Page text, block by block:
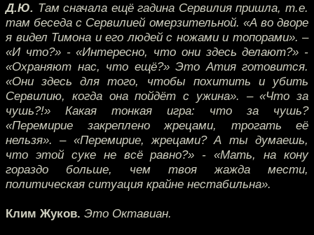
Д.Ю. Там сначала ещё гадина Сервилия пришла, т.е.
там беседа с Сервилией омерзительной. «А во дворе
я видел Тимона и его людей с ножами и топорами». –
«И что?» - «Интересно, что они здесь делают?» -
«Охраняют нас, что ещё?» Это Атия готовится.
«Они здесь для того, чтобы похитить и убить
Сервилию, когда она пойдёт с ужина». – «Что за
чушь?!» Какая тонкая игра: что за чушь?
«Перемирие закреплено жрецами, трогать её
нельзя». – «Перемирие, жрецами? А ты думаешь,
что этой суке не всё равно?» - «Мать, на кону
гораздо больше, чем твоя жажда мести,
политическая ситуация крайне нестабильна».
Клим Жуков. Это Октавиан.